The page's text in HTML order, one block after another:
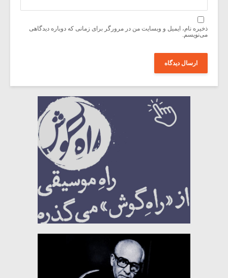
ذخیره نام، ایمیل و وبسایت من در مرورگر برای زمانی که دوباره دیدگاهی
می‌نویسم.